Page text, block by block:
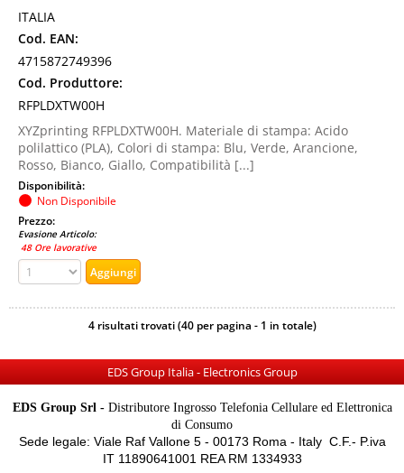
ITALIA
Cod. EAN:
4715872749396
Cod. Produttore:
RFPLDXTW00H
XYZprinting RFPLDXTW00H. Materiale di stampa: Acido
polilattico (PLA), Colori di stampa: Blu, Verde, Arancione,
Rosso, Bianco, Giallo, Compatibilità [...]
Disponibilità:
Non Disponibile
Prezzo:
Evasione Articolo:
48 Ore lavorative
4 risultati trovati (40 per pagina - 1 in totale)
EDS Group Italia - Electronics Group
EDS Group Srl -Distributore Ingrosso Telefonia Cellulare ed Elettronica
di Consumo
Sede legale: Viale Raf Vallone 5 - 00173 Roma - Italy C.F.- P.iva
IT 11890641001 REA RM 1334933